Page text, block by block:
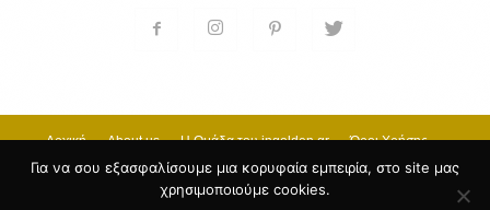
Αρχική About us H Ομάδα του ingolden.gr
Όροι Χρήσης
Επικοινωνία
© 2017 INGOLDEN.GR - HOSTING & CREATE BY by
Για να σου εξασφαλίσουμε μια κορυφαία εμπειρία, στο site μας
χρησιμοποιούμε cookies.